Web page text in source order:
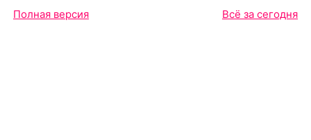
Полная версия Всё за сегодня